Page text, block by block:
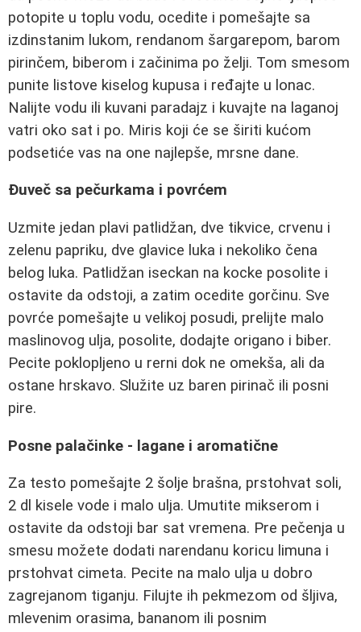
potopite u toplu vodu, ocedite i pomešajte sa
izdinstanim lukom, rendanom šargarepom, barom
pirinčem, biberom i začinima po želji. Tom smesom
punite listove kiselog kupusa i ređajte u lonac.
Nalijte vodu ili kuvani paradajz i kuvajte na laganoj
vatri oko sat i po. Miris koji će se širiti kućom
podsetiće vas na one najlepše, mrsne dane.
Đuveč sa pečurkama i povrćem
Uzmite jedan plavi patlidžan, dve tikvice, crvenu i
zelenu papriku, dve glavice luka i nekoliko čena
belog luka. Patlidžan iseckan na kocke posolite i
ostavite da odstoji, a zatim ocedite gorčinu. Sve
povrće pomešajte u velikoj posudi, prelijte malo
maslinovog ulja, posolite, dodajte origano i biber.
Pecite poklopljeno u rerni dok ne omekša, ali da
ostane hrskavo. Služite uz baren pirinač ili posni
pire.
Posne palačinke - lagane i aromatične
Za testo pomešajte 2 šolje brašna, prstohvat soli,
2 dl kisele vode i malo ulja. Umutite mikserom i
ostavite da odstoji bar sat vremena. Pre pečenja u
smesu možete dodati narendanu koricu limuna i
prstohvat cimeta. Pecite na malo ulja u dobro
zagrejanom tiganju. Filujte ih pekmezom od šljiva,
mlevenim orasima, bananom ili posnim